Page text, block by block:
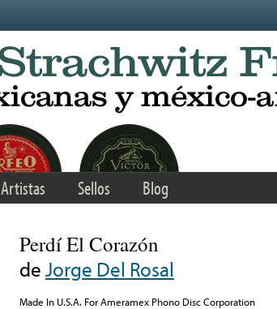
Artistas Sellos Blog
Perdí El Corazón
deJorge Del Rosal
Made In U.S.A. For Ameramex Phono Disc Corporation